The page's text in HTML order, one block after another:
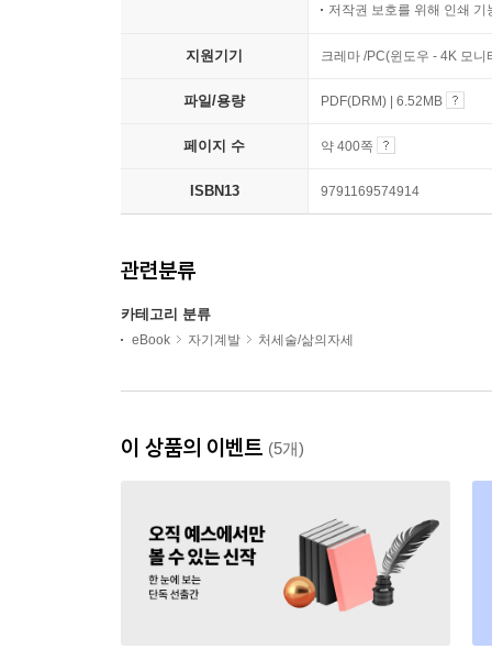
저작권 보호를 위해 인쇄 기
지원기기 크레마 /PC(윈도우 - 4K 모
파일/용량 PDF(DRM) | 6.52MB
페이지 수 약 400쪽
ISBN13 9791169574914
관련분류
카테고리 분류
eBook 자기계발 처세술/삶의자세
이 상품의 이벤트 (5개)